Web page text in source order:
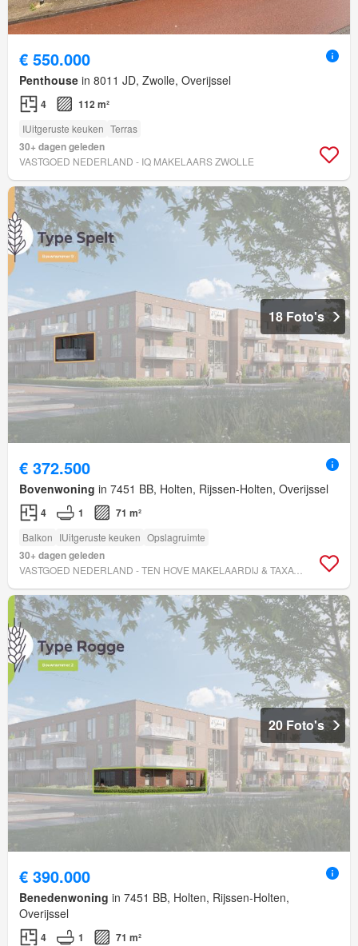
€ 550.000
Penthouse in 8011 JD, Zwolle, Overijssel
4 112 m²
IUitgeruste keuken Terras
30+ dagen geleden
VASTGOED NEDERLAND - IQ MAKELAARS ZWOLLE
18 Foto's
€ 372.500
Bovenwoning in 7451 BB, Holten, Rijssen-Holten, Overijssel
4 1 71 m²
Balkon IUitgeruste keuken Opslagruimte
30+ dagen geleden
VASTGOED NEDERLAND - TEN HOVE MAKELAARDIJ & TAXATIES
20 Foto's
€ 390.000
Benedenwoning in 7451 BB, Holten, Rijssen-Holten,
Overijssel
4 1 71 m²